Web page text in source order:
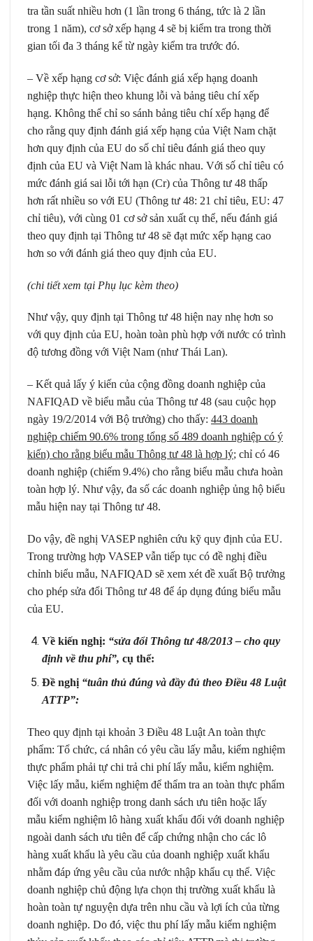
tra tần suất nhiều hơn (1 lần trong 6 tháng, tức là 2 lần
trong 1 năm), cơ sở xếp hạng 4 sẽ bị kiểm tra trong thời
gian tối đa 3 tháng kể từ ngày kiểm tra trước đó.
– Về xếp hạng cơ sở: Việc đánh giá xếp hạng doanh
nghiệp thực hiện theo khung lỗi và bảng tiêu chí xếp
hạng. Không thể chỉ so sánh bảng tiêu chí xếp hạng để
cho rằng quy định đánh giá xếp hạng của Việt Nam chặt
hơn quy định của EU do số chỉ tiêu đánh giá theo quy
định của EU và Việt Nam là khác nhau. Với số chỉ tiêu có
mức đánh giá sai lỗi tới hạn (Cr) của Thông tư 48 thấp
hơn rất nhiều so với EU (Thông tư 48: 21 chỉ tiêu, EU: 47
chỉ tiêu), với cùng 01 cơ sở sản xuất cụ thể, nếu đánh giá
theo quy định tại Thông tư 48 sẽ đạt mức xếp hạng cao
hơn so với đánh giá theo quy định của EU.
(chi tiết xem tại Phụ lục kèm theo)
Như vậy, quy định tại Thông tư 48 hiện nay nhẹ hơn so
với quy định của EU, hoàn toàn phù hợp với nước có trình
độ tương đồng với Việt Nam (như Thái Lan).
– Kết quả lấy ý kiến của cộng đồng doanh nghiệp của
NAFIQAD về biểu mẫu của Thông tư 48 (sau cuộc họp
ngày 19/2/2014 với Bộ trưởng) cho thấy: 443 doanh
nghiệp chiếm 90.6% trong tổng số 489 doanh nghiệp có ý
kiến) cho rằng biểu mẫu Thông tư 48 là hợp lý; chỉ có 46
doanh nghiệp (chiếm 9.4%) cho rằng biểu mẫu chưa hoàn
toàn hợp lý. Như vậy, đa số các doanh nghiệp ủng hộ biểu
mẫu hiện nay tại Thông tư 48.
Do vậy, đề nghị VASEP nghiên cứu kỹ quy định của EU.
Trong trường hợp VASEP vẫn tiếp tục có đề nghị điều
chỉnh biểu mẫu, NAFIQAD sẽ xem xét đề xuất Bộ trưởng
cho phép sửa đổi Thông tư 48 để áp dụng đúng biểu mẫu
của EU.
Về kiến nghị: “sửa đổi Thông tư 48/2013 – cho quy
định về thu phí”, cụ thể:
Đề nghị “tuân thủ đúng và đầy đủ theo Điều 48 Luật
ATTP”:
Theo quy định tại khoản 3 Điều 48 Luật An toàn thực
phẩm: Tổ chức, cá nhân có yêu cầu lấy mẫu, kiểm nghiệm
thực phẩm phải tự chi trả chi phí lấy mẫu, kiểm nghiệm.
Việc lấy mẫu, kiểm nghiệm để thẩm tra an toàn thực phẩm
đối với doanh nghiệp trong danh sách ưu tiên hoặc lấy
mẫu kiểm nghiệm lô hàng xuất khẩu đối với doanh nghiệp
ngoài danh sách ưu tiên để cấp chứng nhận cho các lô
hàng xuất khẩu là yêu cầu của doanh nghiệp xuất khẩu
nhằm đáp ứng yêu cầu của nước nhập khẩu cụ thể. Việc
doanh nghiệp chủ động lựa chọn thị trường xuất khẩu là
hoàn toàn tự nguyện dựa trên nhu cầu và lợi ích của từng
doanh nghiệp. Do đó, việc thu phí lấy mẫu kiểm nghiệm